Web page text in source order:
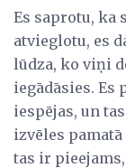
Es saprotu, ka
atvieglotu, es
lūdza, ko viņi
iegādāsies. Es
iespējas, un
izvēles
tas ir